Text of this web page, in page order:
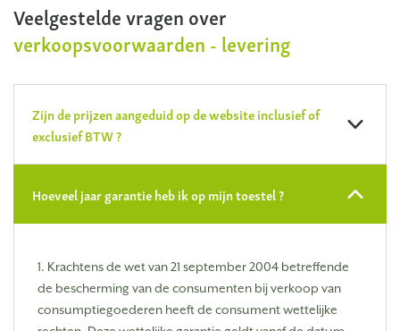
Veelgestelde vragen over
verkoopsvoorwaarden - levering
Zijn de prijzen aangeduid op de website inclusief of
exclusief BTW ?
Hoeveel jaar garantie heb ik op mijn toestel ?
1. Krachtens de wet van 21 september 2004 betreffende
de bescherming van de consumenten bij verkoop van
consumptiegoederen heeft de consument wettelijke